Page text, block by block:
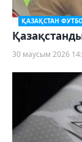
ҚАЗАҚСТАН
30 маусым 2026